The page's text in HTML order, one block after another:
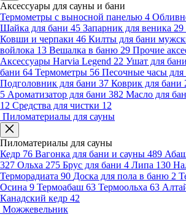
Аксессуары для сауны и бани
Термометры с выносной панелью 4
Шайка для бани 45 Запарник для веника 29
Ковши и черпаки 46 Килты для бани
войлока 13 Вешалка в баню 29 Прочие
Аксессуары Harvia Legend 22 Ушат для бани
бани 64 Термометры 56 Песочные часы для
Подголовник для бани 37 Коврик для бани
5 Ароматизатор для бани 382 Масло для
12 Средства для чистки 12
Пиломатериалы для сауны
Пиломатериалы для сауны
Кедр 76 Вагонка для бани и сауны 489
327 Ольха 275 Брус для бани 4 Липа 130
Терморадиата 90 Доска для пола в баню 2
Осина 9 Термоабаш 63 Термоольха 63
Канадский кедр 42
Можжевельник